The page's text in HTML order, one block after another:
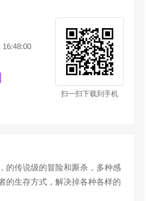
16:48:00
扫一扫下载到手机
的传说级的冒险和厮杀，多种感
的生存方式，解决掉各种各样的